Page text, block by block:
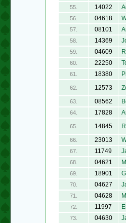
55. 14022
56. 04618
57. 08101
58. 14369
59. 04609
60. 22250
61. 18380
62. 12573
63. 08562
64. 17828
65. 14845
66. 23013
67. 11749
68. 04621
69. 18901
70. 04627
71. 04628
72. 11997
73. 04630